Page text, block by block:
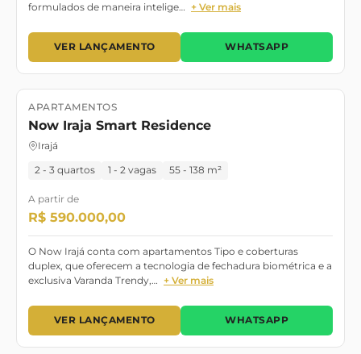
formulados de maneira intelige… + Ver mais
VER LANÇAMENTO WHATSAPP
Lançamento Pronto para Morar
APARTAMENTOS
Now Iraja Smart Residence
Irajá
2 - 3 quartos 1 - 2 vagas 55 - 138 m²
A partir de
R$ 590.000,00
O Now Irajá conta com apartamentos Tipo e coberturas
duplex, que oferecem a tecnologia de fechadura biométrica e a
exclusiva Varanda Trendy,… + Ver mais
VER LANÇAMENTO WHATSAPP